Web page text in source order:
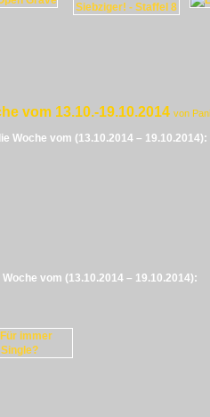
vom 13.10.-19.10.2014 von
Woche vom (13.10.2014 – 19.10.2014):
vom (13.10.2014 – 19.10.2014):